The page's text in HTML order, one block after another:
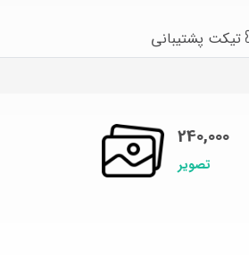
تیکت پشتیبانی
240,000
تصویر